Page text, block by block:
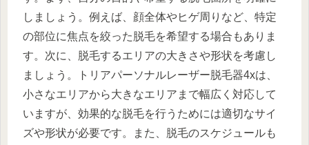
しましょう。例えば、顔全体やヒゲ周りなど、特定
の部位に焦点を絞った脱毛を希望する場合もありま
す。次に、脱毛するエリアの大きさや形状を考慮し
ましょう。トリアパーソナルレーザー脱毛器4xは、
小さなエリアから大きなエリアまで幅広く対応して
いますが、効果的な脱毛を行うためには適切なサイ
ズや形状が必要です。また、脱毛のスケジュールも